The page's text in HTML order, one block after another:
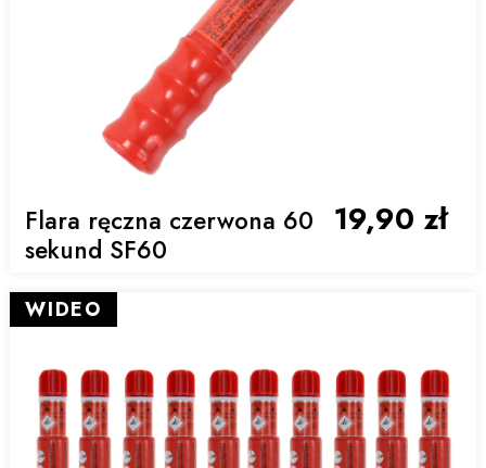
Flara ręczna czerwona 60
sekund SF60
19,90 zł
WIDEO